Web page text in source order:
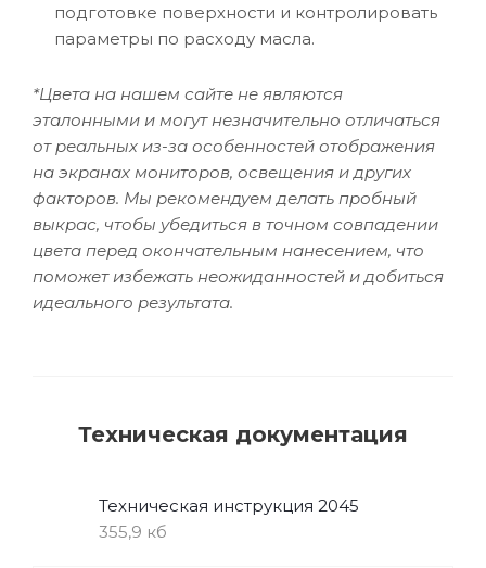
подготовке поверхности и контролировать
параметры по расходу масла.
*Цвета на нашем сайте не являются
эталонными и могут незначительно отличаться
от реальных из-за особенностей отображения
на экранах мониторов, освещения и других
факторов. Мы рекомендуем делать пробный
выкрас, чтобы убедиться в точном совпадении
цвета перед окончательным нанесением, что
поможет избежать неожиданностей и добиться
идеального результата.
Техническая документация
Техническая инструкция 2045
355,9 кб